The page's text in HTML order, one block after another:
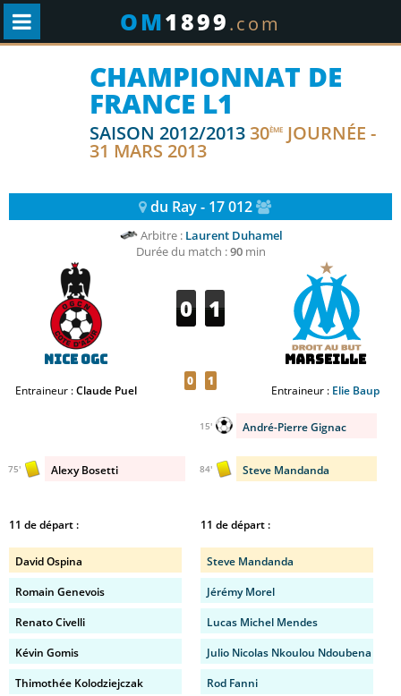
OM1899.com
CHAMPIONNAT DE
FRANCE L1
SAISON 2012/201330ÈME JOURNÉE -
31 MARS 2013
du Ray - 17 012
Arbitre : Laurent Duhamel
Durée du match :90min
Nice OGC
Entraineur :Claude Puel
0 1
0 1
Marseille
Entraineur : Elie Baup
André-Pierre Gignac
15'
Alexy Bosetti
75' Steve Mandanda
84'
11 de départ :
David Ospina
Romain Genevois
Renato Civelli
Kévin Gomis
Thimothée Kolodziejczak
11 de départ :
Steve Mandanda
Jérémy Morel
Lucas Michel Mendes
Julio Nicolas Nkoulou Ndoubena
Rod Fanni